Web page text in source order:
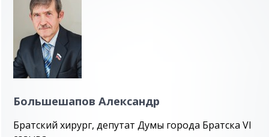
Большешапов Александр
Братский хирург, депутат Думы города Братска VI